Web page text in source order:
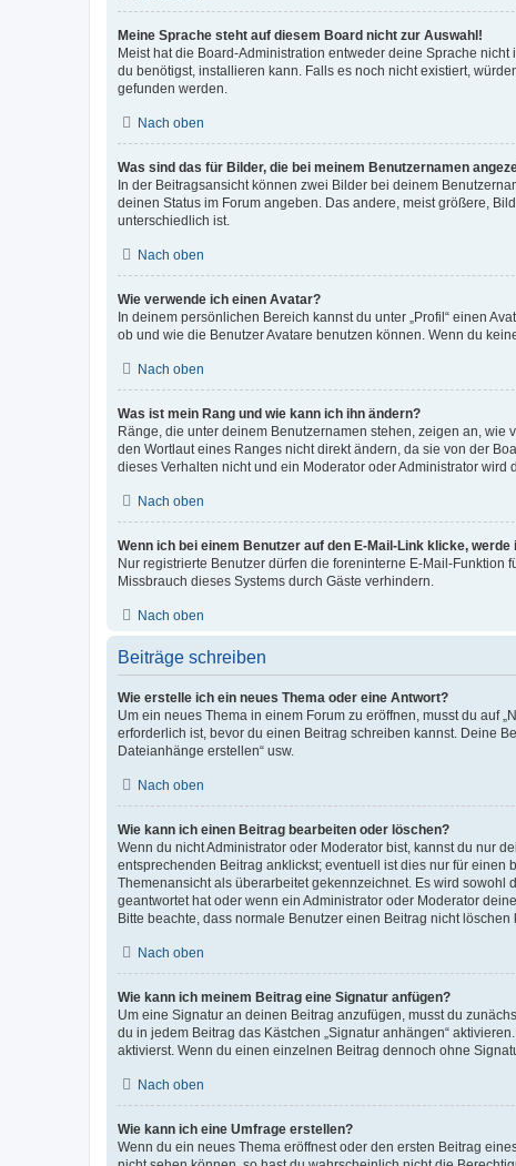
Meine Sprache steht auf diesem Board nicht zur Auswahl!
Meist hat die Board-Administration entweder deine Sprache
du benötigst, installieren kann. Falls es noch nicht existiert,
gefunden werden.
Nach oben
Was sind das für Bilder, die bei meinem Benutzernamen
In der Beitragsansicht können zwei Bilder bei deinem
deinen Status im Forum angeben. Das andere, meist größere,
unterschiedlich ist.
Nach oben
Wie verwende ich einen Avatar?
In deinem persönlichen Bereich kannst du unter „Profil“ einen
ob und wie die Benutzer Avatare benutzen können. Wenn du
Nach oben
Was ist mein Rang und wie kann ich ihn ändern?
Ränge, die unter deinem Benutzernamen stehen, zeigen an,
den Wortlaut eines Ranges nicht direkt ändern, da sie von der
dieses Verhalten nicht und ein Moderator oder Administrator
Nach oben
Wenn ich bei einem Benutzer auf den E-Mail-Link klicke,
Nur registrierte Benutzer dürfen die foreninterne E-Mail-
Missbrauch dieses Systems durch Gäste verhindern.
Nach oben
Beiträge schreiben
Wie erstelle ich ein neues Thema oder eine Antwort?
Um ein neues Thema in einem Forum zu eröffnen, musst du auf
erforderlich ist, bevor du einen Beitrag schreiben kannst. Deine
Dateianhänge erstellen“ usw.
Nach oben
Wie kann ich einen Beitrag bearbeiten oder löschen?
Wenn du nicht Administrator oder Moderator bist, kannst du nur
entsprechenden Beitrag anklickst; eventuell ist dies nur für
Themenansicht als überarbeitet gekennzeichnet. Es wird
geantwortet hat oder wenn ein Administrator oder Moderator
Bitte beachte, dass normale Benutzer einen Beitrag nicht
Nach oben
Wie kann ich meinem Beitrag eine Signatur anfügen?
Um eine Signatur an deinen Beitrag anzufügen, musst du
du in jedem Beitrag das Kästchen „Signatur anhängen“
aktivierst. Wenn du einen einzelnen Beitrag dennoch ohne
Nach oben
Wie kann ich eine Umfrage erstellen?
Wenn du ein neues Thema eröffnest oder den ersten Beitrag